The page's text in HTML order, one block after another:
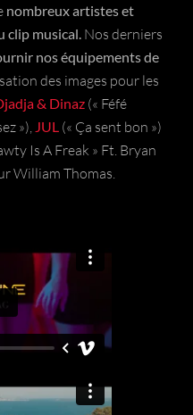
nombreux artistes et
clip musical. Nos derniers
nos équipements de
des images pour les
& Dinaz (« Féfé
»), JUL (« Ça sent bon »)
Is A Freak » Ft. Bryan
William Thomas.